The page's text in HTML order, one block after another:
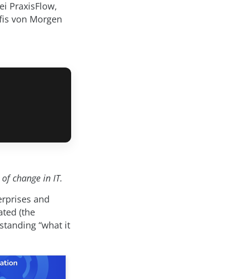
PraxisFlow,
von Morgen
change in IT.
and
(the
“what it